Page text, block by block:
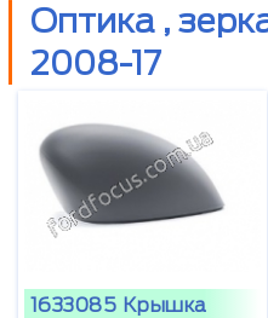
Оптика ,
2008-17
1633085 Крышка